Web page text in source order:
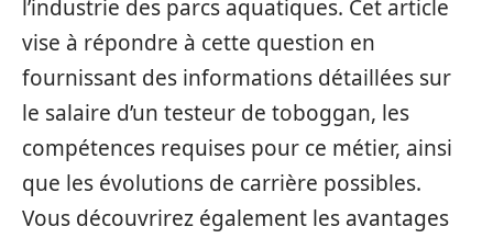
l’industrie des parcs aquatiques. Cet article
vise à répondre à cette question en
fournissant des informations détaillées sur
le salaire d’un testeur de toboggan, les
compétences requises pour ce métier, ainsi
que les évolutions de carrière possibles.
Vous découvrirez également les avantages